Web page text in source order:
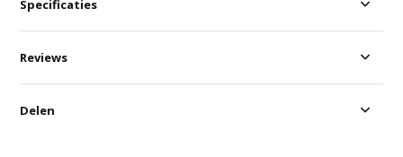
Specificaties
Reviews
Delen